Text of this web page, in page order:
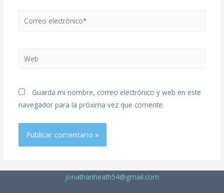
Guarda mi nombre, correo electrónico y web en este
navegador para la próxima vez que comente.
jonathanheath54@gmail.com